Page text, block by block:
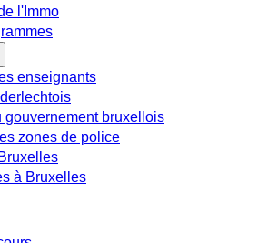
l'Immo
enseignants
gouvernement bruxellois
zones de police
à Bruxelles